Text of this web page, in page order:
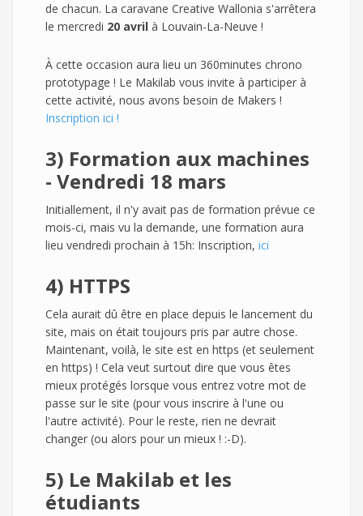
de chacun. La caravane Creative Wallonia s'arrêtera
le mercredi 20 avril à Louvain-La-Neuve !
À cette occasion aura lieu un 360minutes chrono
prototypage ! Le Makilab vous invite à participer à
cette activité, nous avons besoin de Makers !
Inscription ici !
3) Formation aux machines
- Vendredi 18 mars
Initiallement, il n'y avait pas de formation prévue ce
mois-ci, mais vu la demande, une formation aura
lieu vendredi prochain à 15h: Inscription, ici
4) HTTPS
Cela aurait dû être en place depuis le lancement du
site, mais on était toujours pris par autre chose.
Maintenant, voilà, le site est en https (et seulement
en https) ! Cela veut surtout dire que vous êtes
mieux protégés lorsque vous entrez votre mot de
passe sur le site (pour vous inscrire à l'une ou
l'autre activité). Pour le reste, rien ne devrait
changer (ou alors pour un mieux ! :-D).
5) Le Makilab et les
étudiants